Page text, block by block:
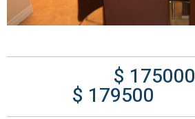
175000 $
179500 $